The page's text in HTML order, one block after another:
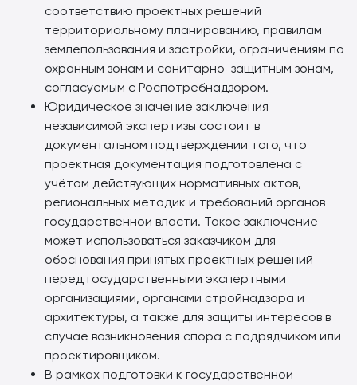
соответствию проектных решений
территориальному планированию, правилам
землепользования и застройки, ограничениям по
охранным зонам и санитарно-защитным зонам,
согласуемым с Роспотребнадзором.
Юридическое значение заключения
независимой экспертизы состоит в
документальном подтверждении того, что
проектная документация подготовлена с
учётом действующих нормативных актов,
региональных методик и требований органов
государственной власти. Такое заключение
может использоваться заказчиком для
обоснования принятых проектных решений
перед государственными экспертными
организациями, органами стройнадзора и
архитектуры, а также для защиты интересов в
случае возникновения спора с подрядчиком или
проектировщиком.
В рамках подготовки к государственной